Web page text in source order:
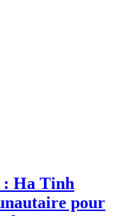
: Ha Tinh
pour